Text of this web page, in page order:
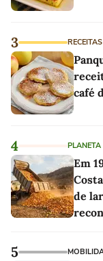
3 RECEITAS
café
4 PLANETA
Em
de
5